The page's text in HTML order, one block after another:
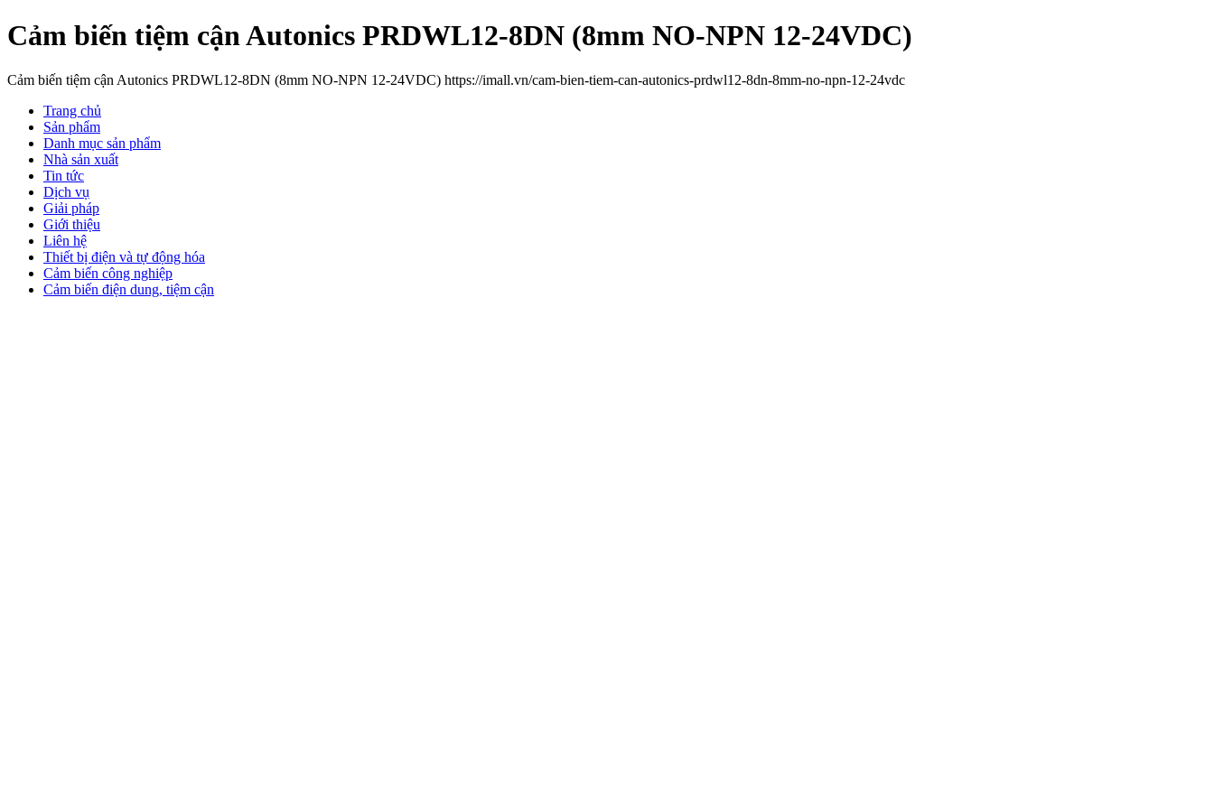
Cảm biến tiệm cận Autonics PRDWL12-8DN (8mm NO-NPN 12-24VDC)
Cảm biến tiệm cận Autonics PRDWL12-8DN (8mm NO-NPN 12-24VDC) https://imall.vn/cam-bien-tiem-can-autonics-prdwl12-8dn-8mm-no-npn-12-24vdc
Trang chủ
Sản phẩm
Danh mục sản phẩm
Nhà sản xuất
Tin tức
Dịch vụ
Giải pháp
Giới thiệu
Liên hệ
Thiết bị điện và tự động hóa
Cảm biến công nghiệp
Cảm biến điện dung, tiệm cận